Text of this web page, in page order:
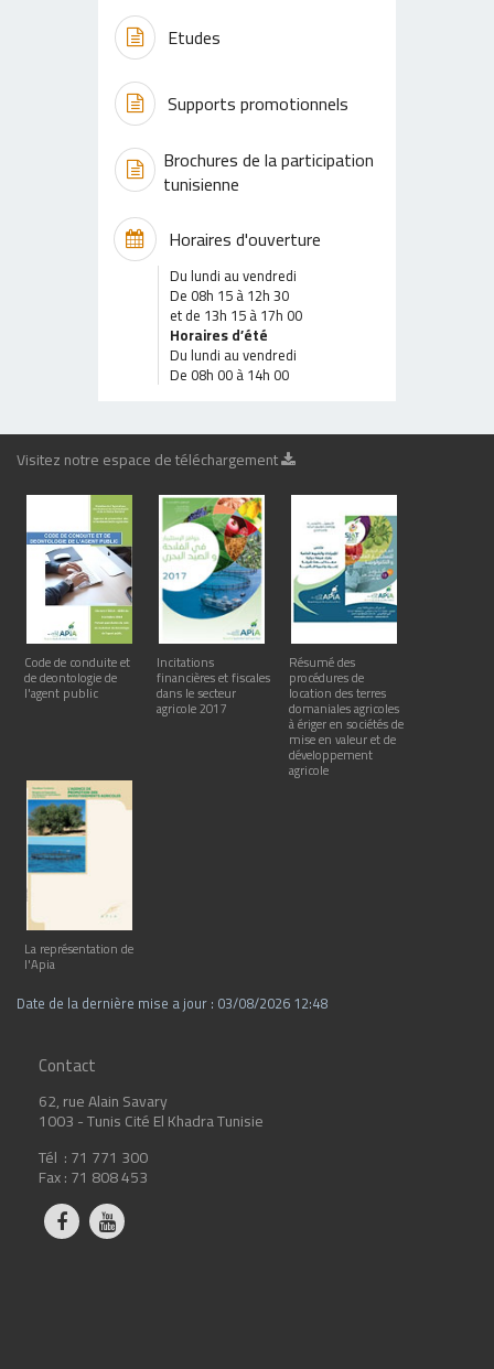
Etudes
Supports promotionnels
Brochures de la participation
tunisienne
Horaires d'ouverture
Du lundi au vendredi
De 08h 15 à 12h 30
et de 13h 15 à 17h 00
Horaires d’été
Du lundi au vendredi
De 08h 00 à 14h 00
Visitez notre espace de téléchargement
Code de conduite et
de deontologie de
l'agent public
Incitations
financières et fiscales
dans le secteur
agricole 2017
Résumé des
procédures de
location des terres
domaniales agricoles
à ériger en sociétés de
mise en valeur et de
développement
agricole
La représentation de
l'Apia
Date de la dernière mise a jour : 03/08/2026 12:48
Contact
62, rue Alain Savary
1003 - Tunis Cité El Khadra Tunisie
Tél : 71 771 300
Fax : 71 808 453